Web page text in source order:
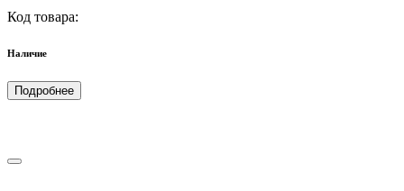
Код товара:
Наличие
Подробнее